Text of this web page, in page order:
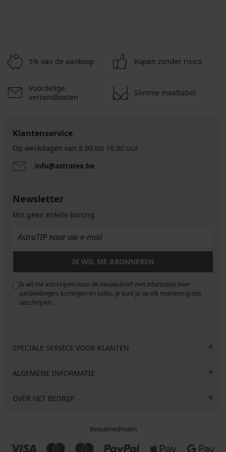
5% van de aankoop Kopen zonder risico
Voordelige
verzendkosten
Slimme maattabel
Klantenservice
Op werkdagen van 8.00 tot 16.00 uur
info@astratex.be
Newsletter
Mis geen enkele korting
IK WIL ME ABONNEREN
Ik wil me inschrijven voor de nieuwsbrief met informatie over
aanbiedingen, kortingen en sales. Je kunt je op elk moment gratis
uitschrijven.
SPECIALE SERVICE VOOR KLANTEN
ALGEMENE INFORMATIE
OVER HET BEDRIJF
Betaalmethoden